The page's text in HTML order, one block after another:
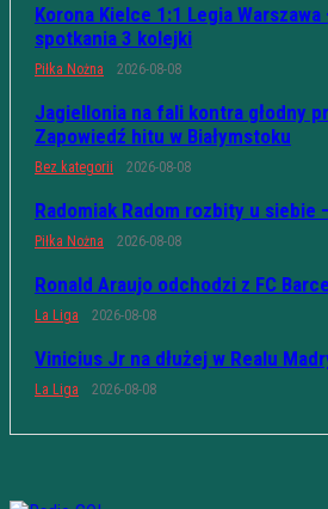
Korona Kielce 1:1 Legia
spotkania 3 kolejki
Piłka Nożna 2026-08-08
Jagiellonia na fali kontra głodny
Zapowiedź hitu w Białymstoku
Bez kategorii 2026-08-08
Radomiak Radom rozbity u siebie
Piłka Nożna 2026-08-08
Ronald Araujo odchodzi z FC
La Liga 2026-08-08
Vinicius Jr na dłużej w Realu
La Liga 2026-08-08